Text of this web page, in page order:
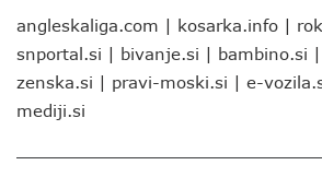
angleskaliga.com | kosarka.info |
snportal.si | bivanje.si | bambino.si |
zenska.si | pravi-moski.si | e-
mediji.si